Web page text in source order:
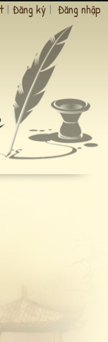
| Đăng ký | Đăng nhập